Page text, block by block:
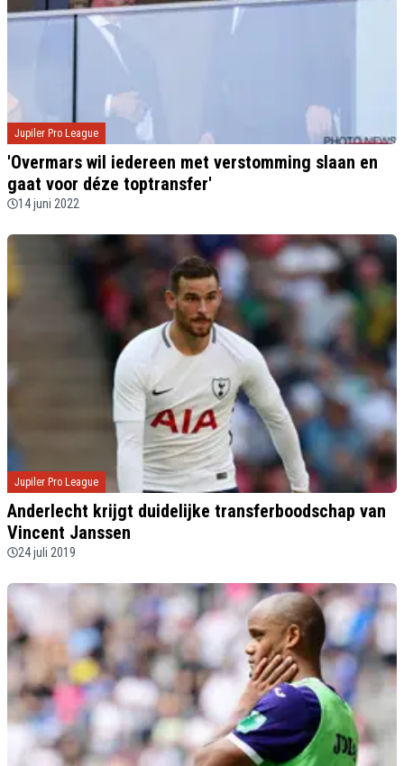
Jupiler Pro League
'Overmars wil iedereen met verstomming slaan en
gaat voor déze toptransfer'
14 juni 2022
Jupiler Pro League
Anderlecht krijgt duidelijke transferboodschap van
Vincent Janssen
24 juli 2019